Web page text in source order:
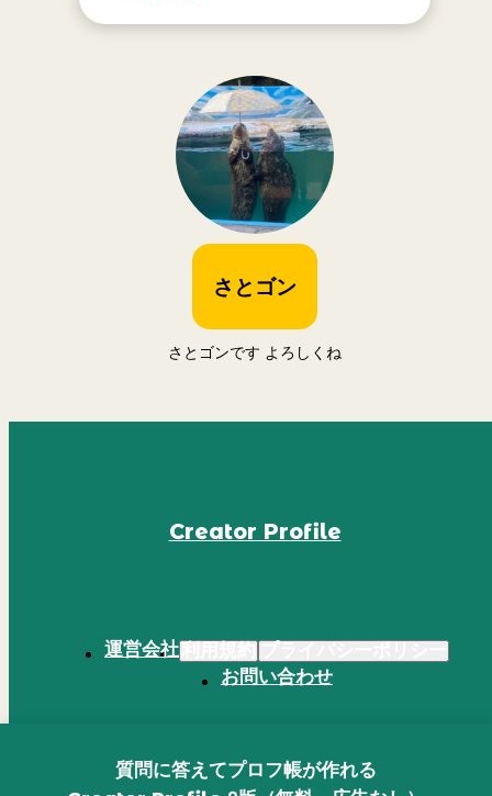
さとゴン
さとゴンです よろしくね
質問に答えてプロフ帳が作れる
Creator Profile
運営会社
お問い合わせ